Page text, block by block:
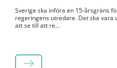
Sverige ska införa en 15-årsgräns
regeringens utredare. Det ska
att se till att re...
LÄS MER